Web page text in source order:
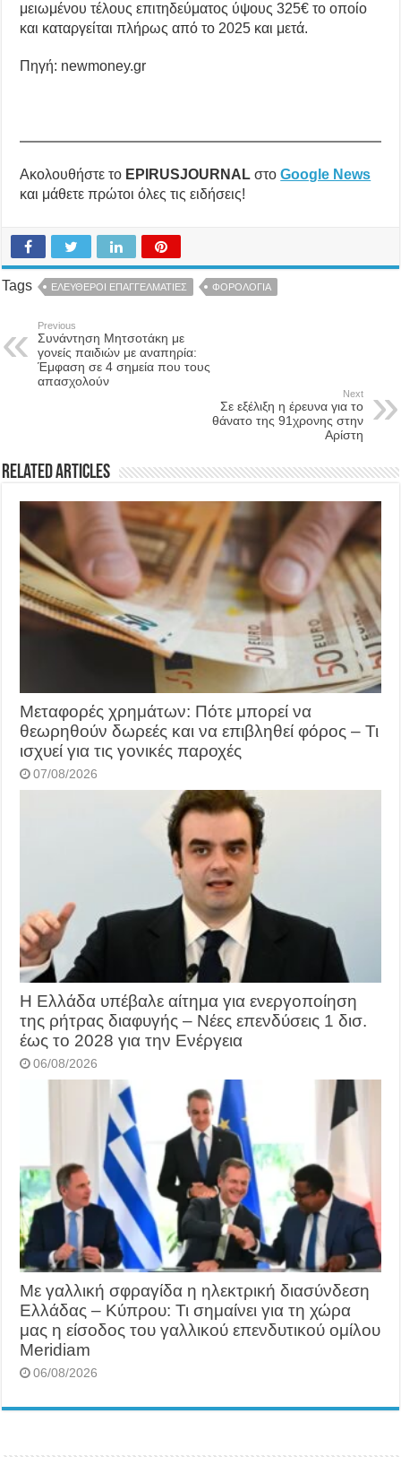
μειωμένου τέλους επιτηδεύματος ύψους 325€ το οποίο
και καταργείται πλήρως από το 2025 και μετά.
Πηγή: newmoney.gr
Ακολουθήστε το EPIRUSJOURNAL στοGoogle News
και μάθετε πρώτοι όλες τις ειδήσεις!
Tags ΕΛΕΥΘΕΡΟΙ ΕΠΑΓΓΕΛΜΑΤΙΕΣ ΦΟΡΟΛΟΓΙΑ
Previous
Συνάντηση Μητσοτάκη με
γονείς παιδιών με αναπηρία:
Έμφαση σε 4 σημεία που τους
απασχολούν
Next
Σε εξέλιξη η έρευνα για το
θάνατο της 91χρονης στην
Αρίστη
Related Articles
Μεταφορές χρημάτων: Πότε μπορεί να
θεωρηθούν δωρεές και να επιβληθεί φόρος – Τι
ισχυεί για τις γονικές παροχές
07/08/2026
Η Ελλάδα υπέβαλε αίτημα για ενεργοποίηση
της ρήτρας διαφυγής – Νέες επενδύσεις 1 δισ.
έως το 2028 για την Ενέργεια
06/08/2026
Με γαλλική σφραγίδα η ηλεκτρική διασύνδεση
Ελλάδας – Κύπρου: Τι σημαίνει για τη χώρα
μας η είσοδος του γαλλικού επενδυτικού ομίλου
Meridiam
06/08/2026